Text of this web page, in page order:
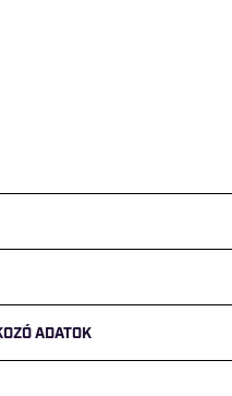
ADATOK